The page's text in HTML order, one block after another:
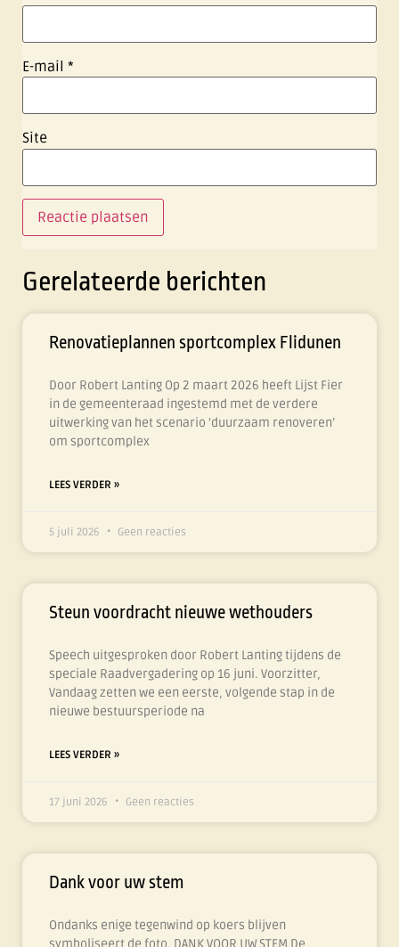
E-mail *
Site
Gerelateerde berichten
Renovatieplannen sportcomplex Flidunen
Door Robert Lanting Op 2 maart 2026 heeft Lijst Fier
in de gemeenteraad ingestemd met de verdere
uitwerking van het scenario ‘duurzaam renoveren’
om sportcomplex
LEES VERDER »
5 juli 2026 Geen reacties
Steun voordracht nieuwe wethouders
Speech uitgesproken door Robert Lanting tijdens de
speciale Raadvergadering op 16 juni. Voorzitter,
Vandaag zetten we een eerste, volgende stap in de
nieuwe bestuursperiode na
LEES VERDER »
17 juni 2026 Geen reacties
Dank voor uw stem
Ondanks enige tegenwind op koers blijven
symboliseert de foto. DANK VOOR UW STEM De